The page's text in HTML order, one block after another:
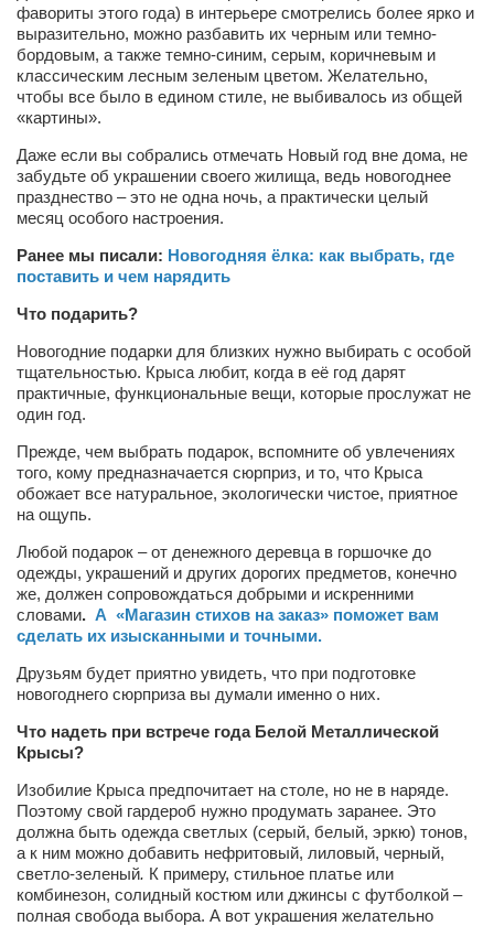
Режиссёры
Художники
Надія Белокур
Леонтий Костур
Римма Миленкова
Александр Садовский
Сергей Степанов
Марина Фенота
Гостиная
Он и Она
Конкурсы
Конкурс «Колибри» 2016
Конкурс «Колибри» 2015
Литературный конкурс «Я люблю Украину»
Конкурс «Колибри» 2013
Интервью
Афиша
Афиша Киев
Афиша Сумы
фавориты этого года) в интерьере смотрелись более ярко и
выразительно, можно разбавить их черным или темно-
бордовым, а также темно-синим, серым, коричневым и
классическим лесным зеленым цветом. Желательно,
чтобы все было в едином стиле, не выбивалось из общей
«картины».
Даже если вы собрались отмечать Новый год вне дома, не
забудьте об украшении своего жилища, ведь новогоднее
празднество – это не одна ночь, а практически целый
месяц особого настроения.
Ранее мы писали: Новогодняя ёлка: как выбрать, где
поставить и чем нарядить
Что подарить?
Новогодние подарки для близких нужно выбирать с особой
тщательностью. Крыса любит, когда в её год дарят
практичные, функциональные вещи, которые прослужат не
один год.
Прежде, чем выбрать подарок, вспомните об увлечениях
того, кому предназначается сюрприз, и то, что Крыса
обожает все натуральное, экологически чистое, приятное
на ощупь.
Любой подарок – от денежного деревца в горшочке до
одежды, украшений и других дорогих предметов, конечно
же, должен сопровождаться добрыми и искренними
словами. А «Магазин стихов на заказ» поможет вам
сделать их изысканными и точными.
Друзьям будет приятно увидеть, что при подготовке
новогоднего сюрприза вы думали именно о них.
Что надеть при встрече года Белой Металлической
Крысы?
Изобилие Крыса предпочитает на столе, но не в наряде.
Поэтому свой гардероб нужно продумать заранее. Это
должна быть одежда светлых (серый, белый, эркю) тонов,
а к ним можно добавить нефритовый, лиловый, черный,
светло-зеленый. К примеру, стильное платье или
комбинезон, солидный костюм или джинсы с футболкой –
полная свобода выбора. А вот украшения желательно